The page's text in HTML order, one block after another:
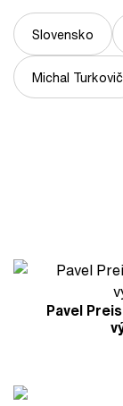
Slovensko
Michal Turkovič
Pavel